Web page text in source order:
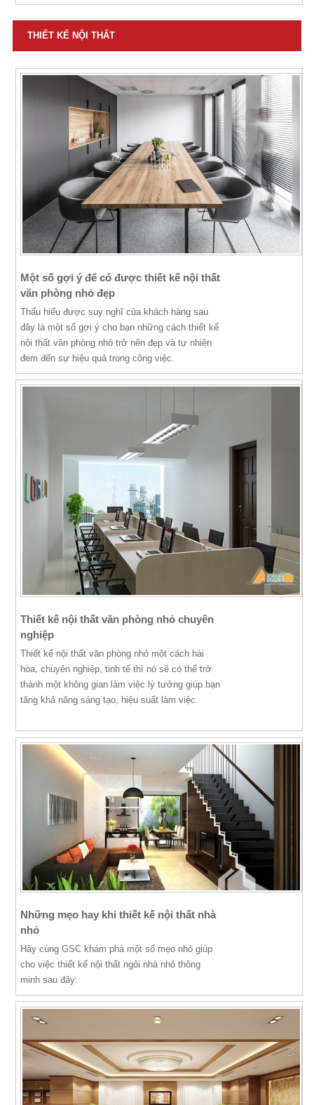
THIẾT KẾ NỘI THẤT
Một số gợi ý để có được thiết kế nội thất
văn phòng nhỏ đẹp
Thấu hiểu được suy nghĩ của khách hàng sau
đây là một số gợi ý cho bạn những cách thiết kế
nội thất văn phòng nhỏ trở nên đẹp và tự nhiên
đem đến sự hiệu quả trong công việc.
Thiết kế nội thất văn phòng nhỏ chuyên
nghiệp
Thiết kế nội thất văn phòng nhỏ một cách hài
hòa, chuyên nghiệp, tinh tế thì nó sẽ có thể trở
thành một không gian làm việc lý tưởng giúp bạn
tăng khả năng sáng tạo, hiệu suất làm việc.
Những mẹo hay khi thiết kế nội thất nhà
nhỏ
Hãy cùng GSC khám phá một số mẹo nhỏ giúp
cho việc thiết kế nội thất ngôi nhà nhỏ thông
minh sau đây: